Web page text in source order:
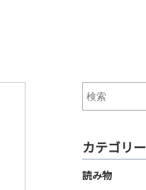
カテゴリー
読み物